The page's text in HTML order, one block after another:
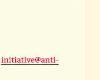
initiative@anti-